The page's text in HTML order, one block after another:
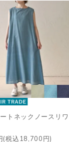
トネックノースリワ
(税込18,700円)